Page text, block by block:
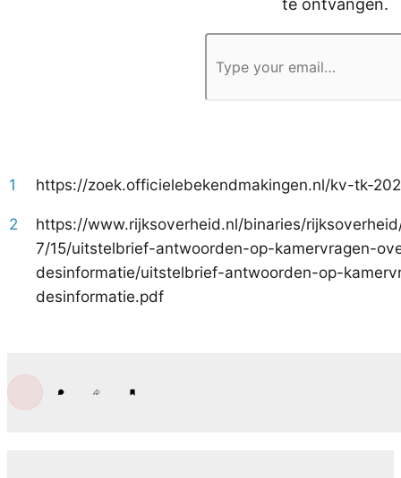
1 https://zoek.officielebekendmakingen.nl/kv-tk-
2
https://www.rijksoverheid.nl/binaries/
7/15/uitstelbrief-antwoorden-op-kamervragen-
desinformatie/uitstelbrief-antwoorden-op-
desinformatie.pdf